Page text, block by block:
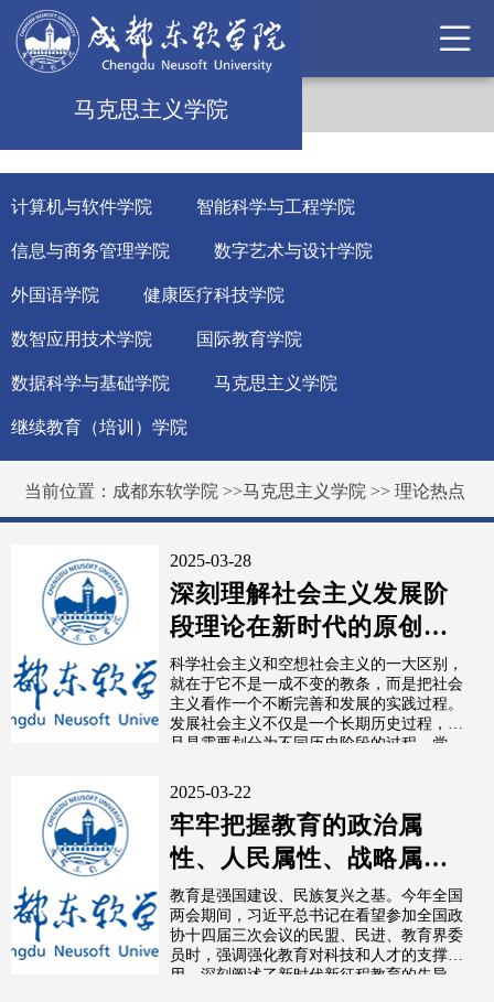
马克思主义学院
计算机与软件学院 智能科学与工程学院
信息与商务管理学院 数字艺术与设计学院
外国语学院 健康医疗科技学院
数智应用技术学院 国际教育学院
数据科学与基础学院 马克思主义学院
继续教育（培训）学院
当前位置： 成都东软学院 >>马克思主义学院 >>理论热点
2025-03-28
深刻理解社会主义发展阶
段理论在新时代的原创性
发展（深入学习贯彻习近
平新时代中...
科学社会主义和空想社会主义的一大区别，
就在于它不是一成不变的教条，而是把社会
主义看作一个不断完善和发展的实践过程。
发展社会主义不仅是一个长期历史过程，而
且是需要划分为不同历史阶段的过程。党
2025-03-22
牢牢把握教育的政治属
性、人民属性、战略属
性 加快建设教育强国
（深入学习贯彻...
教育是强国建设、民族复兴之基。今年全国
两会期间，习近平总书记在看望参加全国政
协十四届三次会议的民盟、民进、教育界委
员时，强调强化教育对科技和人才的支撑作
用，深刻阐述了新时代新征程教育的先导